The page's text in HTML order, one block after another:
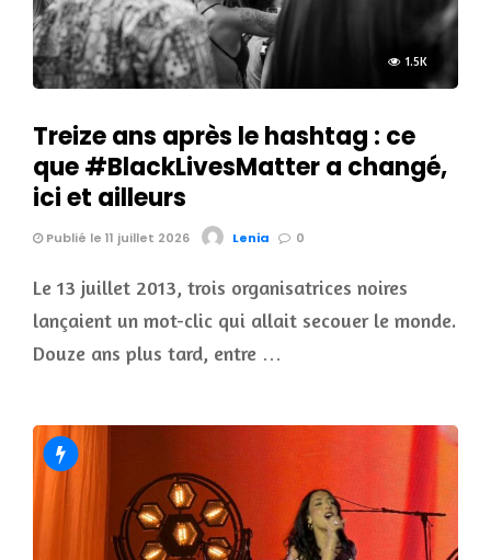
1.5K
Treize ans après le hashtag : ce
que #BlackLivesMatter a changé,
ici et ailleurs
Publié le 11 juillet 2026 Lenia 0
Le 13 juillet 2013, trois organisatrices noires
lançaient un mot-clic qui allait secouer le monde.
Douze ans plus tard, entre …